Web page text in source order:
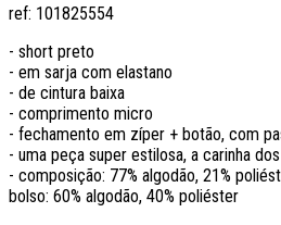
ref: 101825554
- short preto
- em sarja com elastano
- de cintura baixa
- comprimento micro
- fechamento em zíper + botão, com
- uma peça super estilosa, a carinha
- composição: 77% algodão, 21%
bolso: 60% algodão, 40% poliéster